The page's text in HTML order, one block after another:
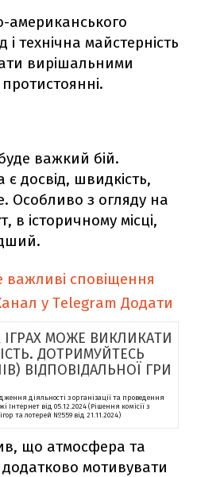
американського
і технічна майстерність
вирішальними
важкий бій.
досвід, швидкість,
Особливо з огляду на
в історичному місці,
важливі сповіщення
у Telegram Додати
ІГРАХ МОЖЕ ВИКЛИКАТИ
ДОТРИМУЙТЕСЬ
ВІДПОВІДАЛЬНОЇ ГРИ
діяльності з організації та проведення
Інтернет від 05.12.2024 (Рішення комісії з
та лотерей №559 від 21.11.2024)
що атмосфера та
додатково мотивувати